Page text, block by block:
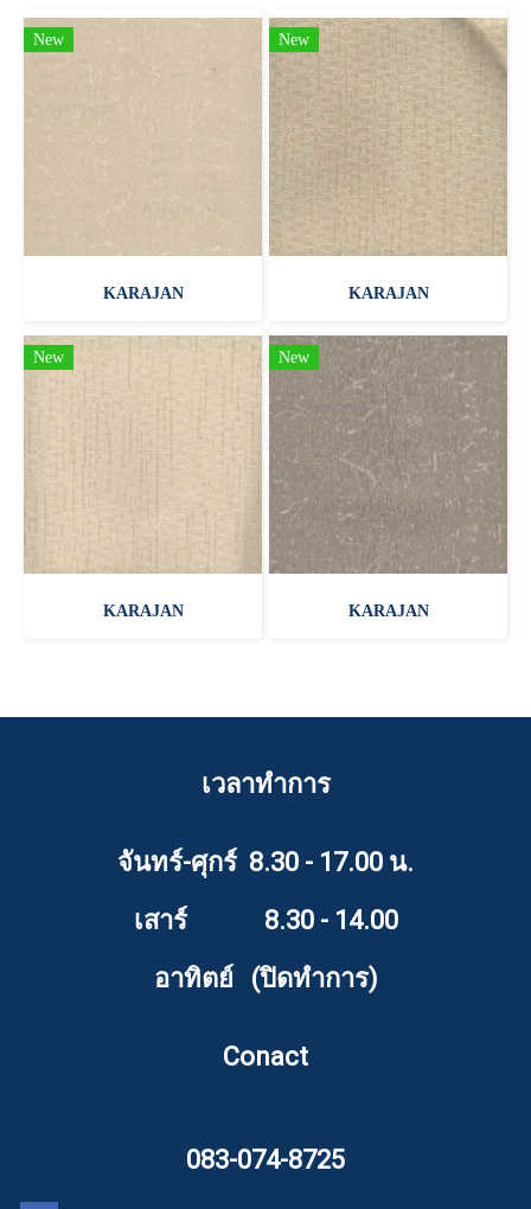
New
KARAJAN
New
KARAJAN
New
KARAJAN
New
KARAJAN
เวลาทำการ
จันทร์-ศุกร์ 8.30 - 17.00 น.
เสาร์ 8.30 - 14.00
อาทิตย์ (ปิดทำการ)
Conact
083-074-8725